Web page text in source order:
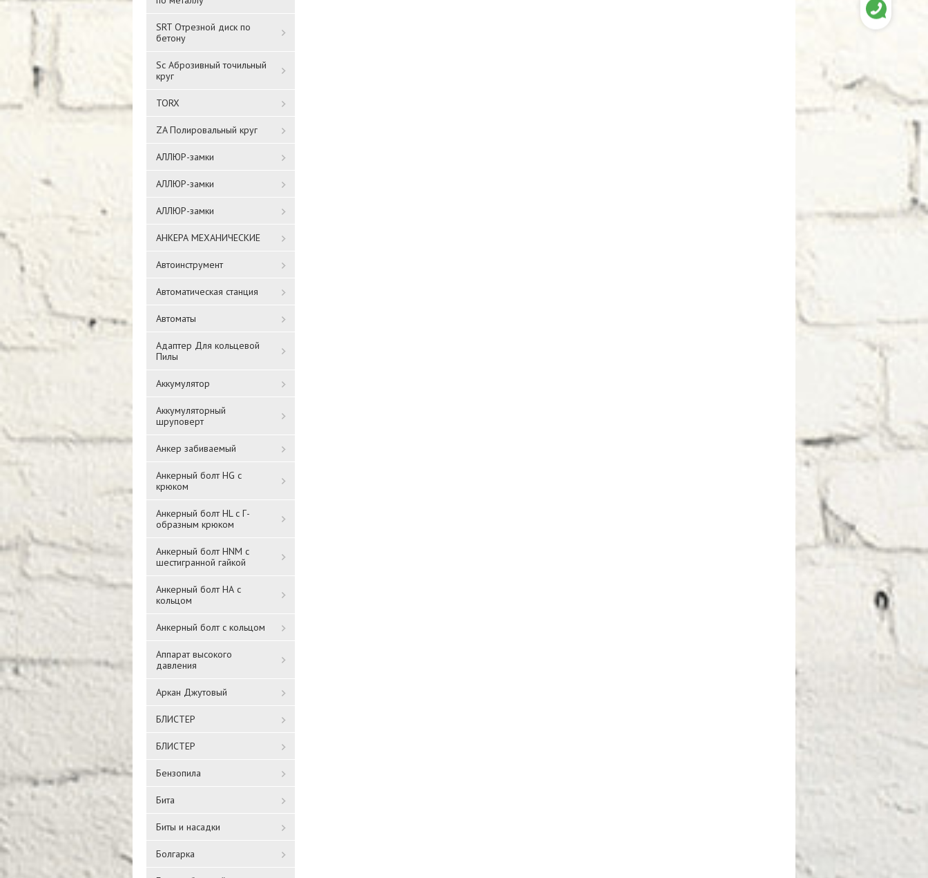
SRT Отрезной диск по
бетону
Sc Аброзивный точильный
круг
TORX
ZA Полировальный круг
АЛЛЮР-замки
АЛЛЮР-замки
АЛЛЮР-замки
АНКЕРА МЕХАНИЧЕСКИЕ
Автоинструмент
Автоматическая станция
Автоматы
Адаптер Для кольцевой
Пилы
Аккумулятор
Аккумуляторный
шруповерт
Анкер забиваемый
Анкерный болт HG с
крюком
Анкерный болт HL с Г-
образным крюком
Анкерный болт HNM с
шестигранной гайкой
Анкерный болт НА с
кольцом
Анкерный болт с кольцом
Аппарат высокого
давления
Аркан Джутовый
БЛИСТЕР
БЛИСТЕР
Бензопила
Бита
Биты и насадки
Болгарка